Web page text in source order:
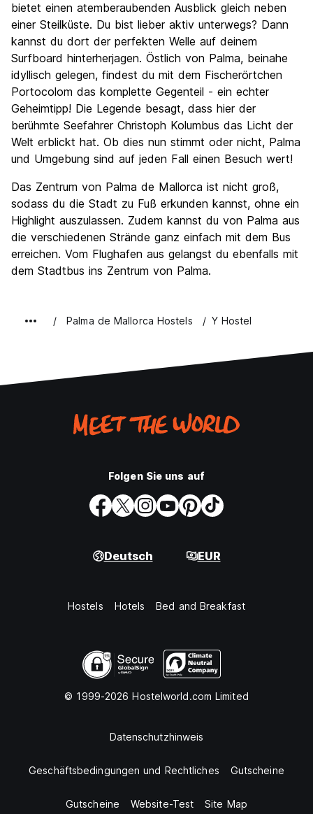
bietet einen atemberaubenden Ausblick gleich neben
einer Steilküste. Du bist lieber aktiv unterwegs? Dann
kannst du dort der perfekten Welle auf deinem
Surfboard hinterherjagen. Östlich von Palma, beinahe
idyllisch gelegen, findest du mit dem Fischerörtchen
Portocolom das komplette Gegenteil - ein echter
Geheimtipp! Die Legende besagt, dass hier der
berühmte Seefahrer Christoph Kolumbus das Licht der
Welt erblickt hat. Ob dies nun stimmt oder nicht, Palma
und Umgebung sind auf jeden Fall einen Besuch wert!
Das Zentrum von Palma de Mallorca ist nicht groß,
sodass du die Stadt zu Fuß erkunden kannst, ohne ein
Highlight auszulassen. Zudem kannst du von Palma aus
die verschiedenen Strände ganz einfach mit dem Bus
erreichen. Vom Flughafen aus gelangst du ebenfalls mit
dem Stadtbus ins Zentrum von Palma.
Palma de Mallorca Hostels Y Hostel
Folgen Sie uns auf
Deutsch EUR
Hostels Hotels Bed and Breakfast
© 1999-2026 Hostelworld.com Limited
Datenschutzhinweis
Geschäftsbedingungen und Rechtliches Gutscheine
Gutscheine Website-Test Site Map